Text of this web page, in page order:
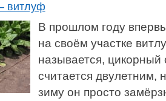
витлуф
В прошлом году
на своём участке
называется, цикорный
считается двулетним,
зиму он просто